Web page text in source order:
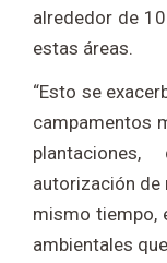
alrededor de
estas áreas.
“Esto se
campamentos
autorización de
mismo tiempo,
ambientales